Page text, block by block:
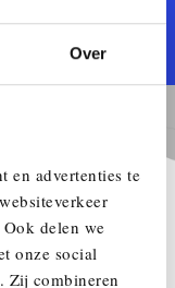
Over
en advertenties te
delen we
onze social
Zij combineren